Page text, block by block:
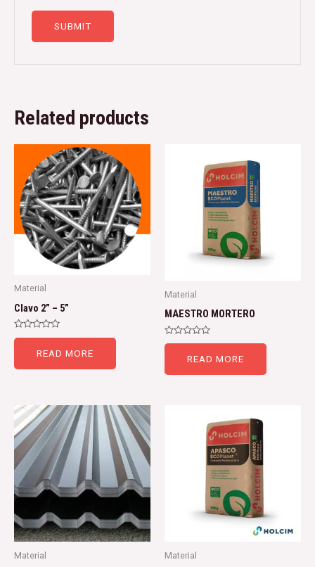
Related products
Material
Clavo 2” – 5”
Rated
5
READ MORE
Material
MAESTRO MORTERO
Rated
5
READ MORE
Material Material